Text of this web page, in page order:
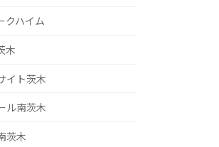
クハイム
木
イト茨木
ル南茨木
茨木